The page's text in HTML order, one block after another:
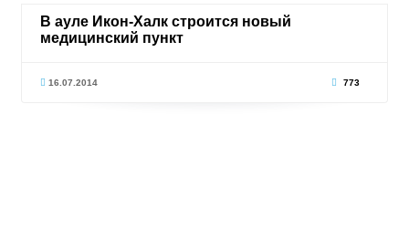
В ауле Икон-Халк строится новый
медицинский пункт
16.07.2014 773